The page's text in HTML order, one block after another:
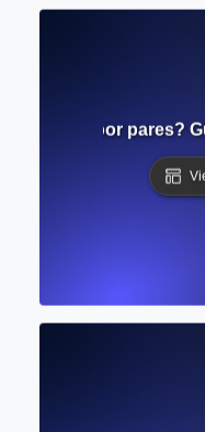
revisada por pares?